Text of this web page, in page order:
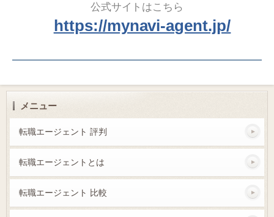
公式サイトはこちら
https://mynavi-agent.jp/
メニュー
転職エージェント 評判
転職エージェントとは
転職エージェント 比較